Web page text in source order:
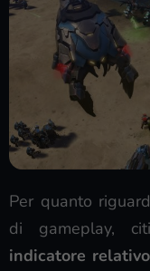
Per quanto
di gameplay,
indicatore